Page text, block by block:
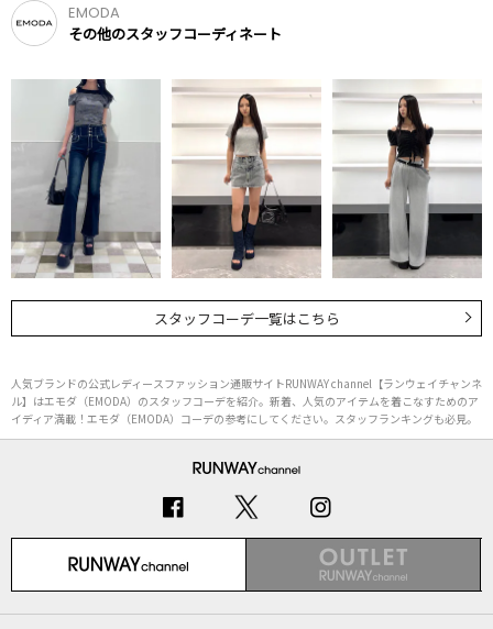
EMODA
その他のスタッフコーディネート
スタッフコーデ一覧はこちら
人気ブランドの公式レディースファッション通販サイトRUNWAY channel【ランウェイチャンネ
ル】はエモダ（EMODA）のスタッフコーデを紹介。新着、人気のアイテムを着こなすためのア
イディア満載！エモダ（EMODA）コーデの参考にしてください。スタッフランキングも必見。